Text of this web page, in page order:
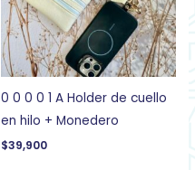
0 0 0 0 1 A Holder de cuello
en hilo + Monedero
$39,900